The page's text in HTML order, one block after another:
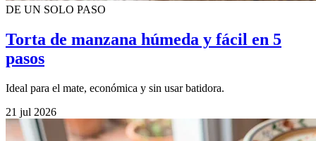
DE UN SOLO PASO
Torta de manzana húmeda y fácil en 5
pasos
Ideal para el mate, económica y sin usar batidora.
21 jul 2026